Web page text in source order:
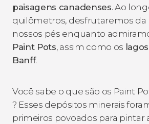
paisagens canadenses. Ao
quilômetros, desfrutaremos da
nossos pés enquanto
Paint Pots​, assim como os
Banff.
Você sabe o que são os Paint
? Esses depósitos minerais
primeiros povoados para pintar